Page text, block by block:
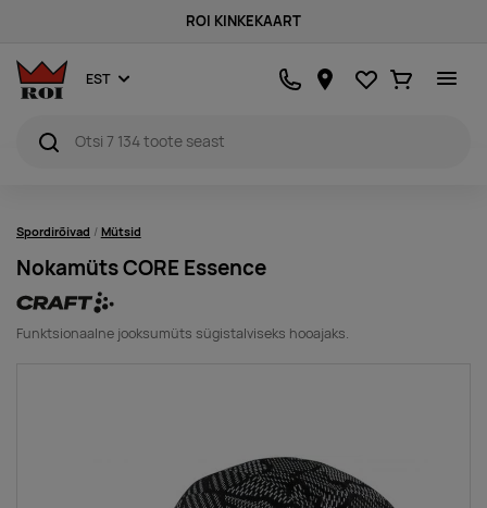
ROI KINKEKAART
EST Lemmikud
Ostukorv
Spordirõivad Mütsid
Nokamüts CORE Essence
Funktsionaalne jooksumüts sügistalviseks hooajaks.